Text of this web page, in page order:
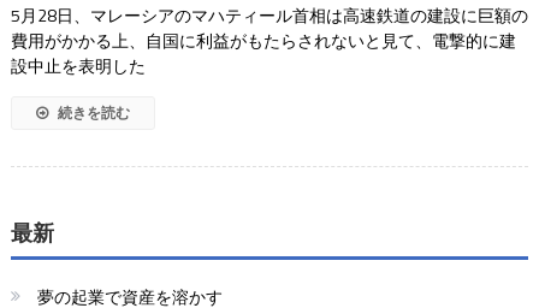
5月28日、マレーシアのマハティール首相は高速鉄道の建設に巨額の
費用がかかる上、自国に利益がもたらされないと見て、電撃的に建
設中止を表明した
続きを読む
最新
夢の起業で資産を溶かす